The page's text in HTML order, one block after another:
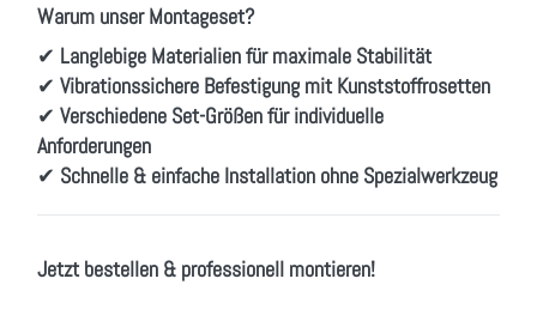
Warum unser Montageset?
✔ Langlebige Materialien für maximale Stabilität
✔ Vibrationssichere Befestigung mit Kunststoffrosetten
✔ Verschiedene Set-Größen für individuelle
Anforderungen
✔ Schnelle & einfache Installation ohne Spezialwerkzeug
Jetzt bestellen & professionell montieren!